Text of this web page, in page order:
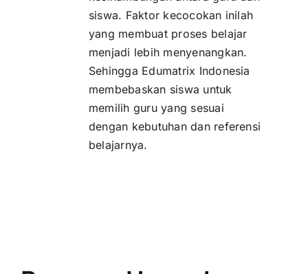
siswa. Faktor kecocokan inilah
yang membuat proses belajar
menjadi lebih menyenangkan.
Sehingga Edumatrix Indonesia
membebaskan siswa untuk
memilih guru yang sesuai
dengan kebutuhan dan referensi
belajarnya.